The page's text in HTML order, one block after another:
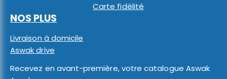
Carte fidélité
NOS PLUS
Livraison à domicile
Aswak drive
Recevez en avant-première, votre catalogue Aswak